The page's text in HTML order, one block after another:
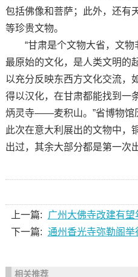
包括佛像和菩萨；此外，还有
等珍贵文物。
“甘肃是个文物大省，文物
最原始的文化，是人类文明的
以充分反映东西方文化交流，
得以汉化，在甘肃都能找到
炳灵寺——麦积山。”省博物馆
此次在意大利展出的文物中，
出过，其余大部分都是第一次出
上一篇:
广州大佛寺改建有望
下一篇: 通州香光寺弥勒阁举
相关推荐